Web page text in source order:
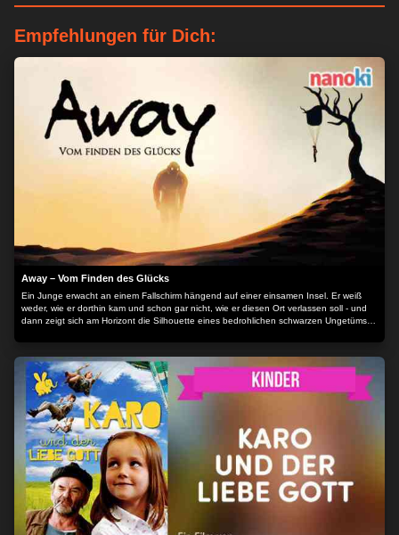
Empfehlungen für Dich:
Away – Vom Finden des Glücks
Ein Junge erwacht an einem Fallschirm hängend auf einer einsamen Insel. Er weiß
weder, wie er dorthin kam und schon gar nicht, wie er diesen Ort verlassen soll - und
dann zeigt sich am Horizont die Silhouette eines bedrohlichen schwarzen Ungetüms,
gigantischen Schatten findet sich ein Motorrad und eine Tasche mit nützlichem
Zubehör und schon bald gesellt sich ein kleiner gelber Vogel zu dem ratlosen Jungen.
Damit beginnt eine traumartige Reise epischen Ausmaßes auf zwei Rädern quer durch
die Insel, über spiegelnde Seen, blühende Felder, schroffe Berge und endlose
Brücken, immer auf der Suche nach dem einzigen Ort, der wieder nach Hause führen
könnte. Doch der stumme Gigant hinter ihnen gibt nicht auf. Er kommt näher und
näher... Der Inhalt wird bereitgestellt von: Spotfilm Networx GmbH Goerzallee 299
14167 Berlin